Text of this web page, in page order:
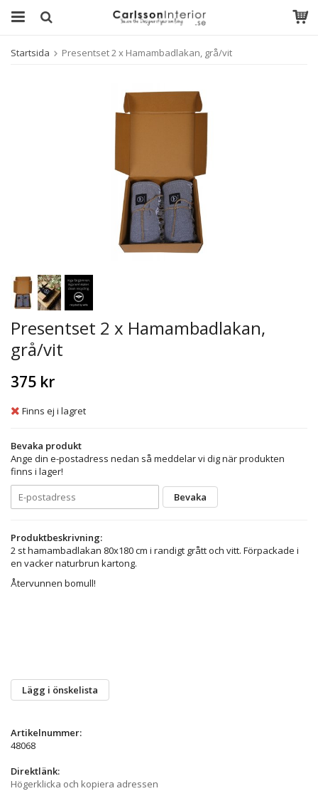
Startsida Presentset 2 x Hamambadlakan, grå/vit
Presentset 2 x Hamambadlakan,
grå/vit
375 kr
Finns ej i lagret
Bevaka produkt
Ange din e-postadress nedan så meddelar vi dig när produkten
finns i lager!
Bevaka
Produktbeskrivning:
2 st hamambadlakan 80x180 cm i randigt grått och vitt. Förpackade i
en vacker naturbrun kartong.
Återvunnen bomull!
Lägg i önskelista
Artikelnummer:
48068
Direktlänk:
Högerklicka och kopiera adressen